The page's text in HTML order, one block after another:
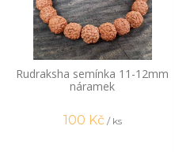
Rudraksha semínka 11-12mm
náramek
100 Kč / ks